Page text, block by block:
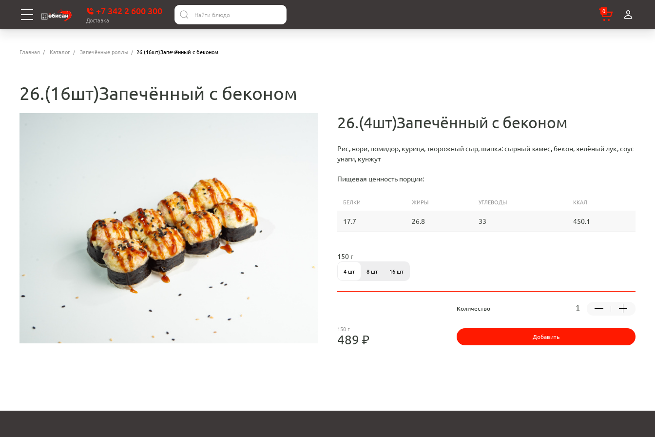
+7 342 2 600 300
Доставка
0
Главная Каталог Запечённые роллы 26.(16шт)Запечённый с беконом
26.(16шт)Запечённый с беконом
26.(4шт)Запечённый с беконом
Рис, нори, помидор, курица, творожный сыр, шапка: сырный замес, бекон, зелёный лук, соус
унаги, кунжут
Пищевая ценность порции:
БЕЛКИ ЖИРЫ УГЛЕВОДЫ ККАЛ
17.7 26.8 33 450.1
150 г
4 шт 8 шт 16 шт
Количество
150 г
489 ₽ Добавить